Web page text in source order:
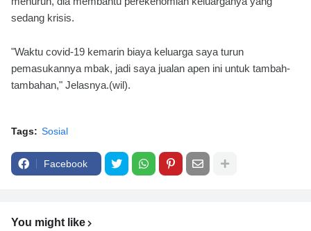
sedang krisis.
"Waktu covid-19 kemarin biaya keluarga saya turun
pemasukannya mbak, jadi saya jualan apen ini untuk tambah-
tambahan," Jelasnya.(wil).
Tags: Sosial
Facebook
You might like